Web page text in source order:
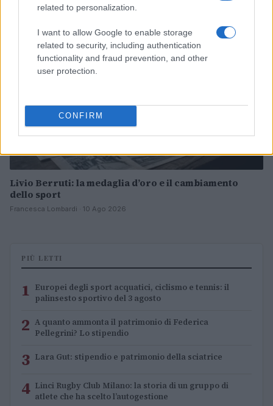
related to personalization.
I want to allow Google to enable storage
related to security, including authentication
functionality and fraud prevention, and other
user protection.
CONFIRM
ALTRI SPORT
Livio Berruti: la medaglia d’oro e il cambiamento
dello sport
Francesca Lombardi · 10 Ago 2026
PIÙ LETTI
1 Europei degli sport acquatici, ciclismo e tennis: il
palinsesto sportivo del 3 agosto
2 A quanto ammonta il patrimonio di Federica
Pellegrini? Lo stipendio
3 Lara Gut: stipendio e patrimonio della sciatrice
4 Linci Rugby Club Milano: la storia di un gruppo di
atlete che ha scelto l’autogestione